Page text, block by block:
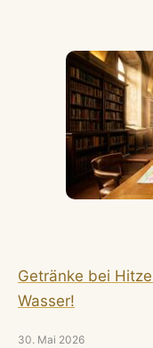
Getränke bei
Wasser!
30. Mai 2026